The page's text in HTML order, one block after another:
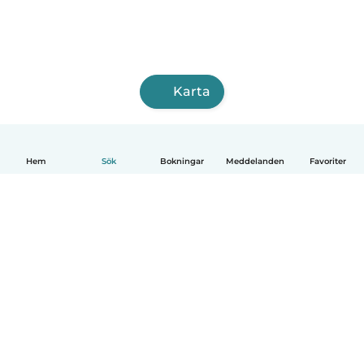
Hem Sök Bokningar Meddelanden Favoriter
Karta